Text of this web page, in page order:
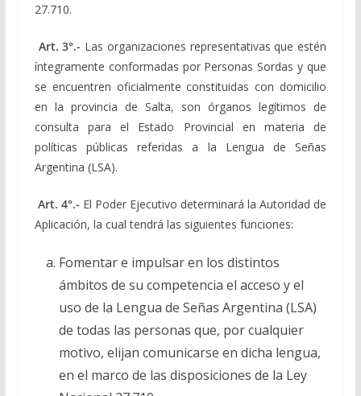
27.710.
Art. 3°.- Las organizaciones representativas que estén
íntegramente conformadas por Personas Sordas y que
se encuentren oficialmente constituidas con domicilio
en la provincia de Salta, son órganos legítimos de
consulta para el Estado Provincial en materia de
políticas públicas referidas a la Lengua de Señas
Argentina (LSA).
Art. 4°.- El Poder Ejecutivo determinará la Autoridad de
Aplicación, la cual tendrá las siguientes funciones:
Fomentar e impulsar en los distintos
ámbitos de su competencia el acceso y el
uso de la Lengua de Señas Argentina (LSA)
de todas las personas que, por cualquier
motivo, elijan comunicarse en dicha lengua,
en el marco de las disposiciones de la Ley